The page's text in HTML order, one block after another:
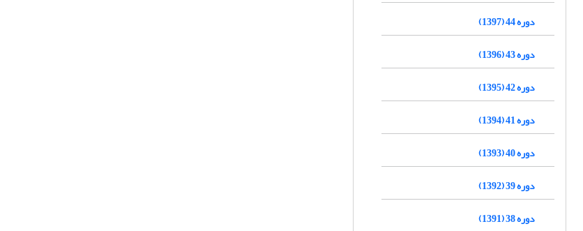
دوره 44 (1397)
دوره 43 (1396)
دوره 42 (1395)
دوره 41 (1394)
دوره 40 (1393)
دوره 39 (1392)
دوره 38 (1391)